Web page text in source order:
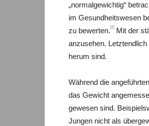
„normalgewichtig“
im Gesundheitswesen
zu bewerten.[2] Mit der
anzusehen.
herum sind.
Während die
das Gewicht
gewesen sind.
Jungen nicht als